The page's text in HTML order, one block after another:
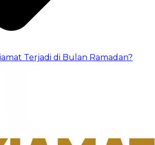
Terjadi di Bulan Ramadan?